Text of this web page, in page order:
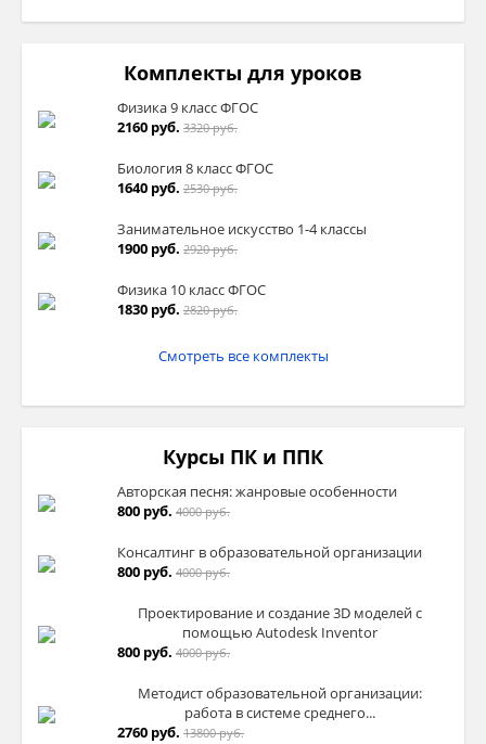
Комплекты для уроков
Физика 9 класс ФГОС
2160 руб. 3320 руб.
Биология 8 класс ФГОС
1640 руб. 2530 руб.
Занимательное искусство 1-4 классы
1900 руб. 2920 руб.
Физика 10 класс ФГОС
1830 руб. 2820 руб.
Смотреть все комплекты
Курсы ПК и ППК
Авторская песня: жанровые особенности
800 руб. 4000 руб.
Консалтинг в образовательной организации
800 руб. 4000 руб.
Проектирование и создание 3D моделей с
помощью Autodesk Inventor
800 руб. 4000 руб.
Методист образовательной организации:
работа в системе среднего...
2760 руб. 13800 руб.